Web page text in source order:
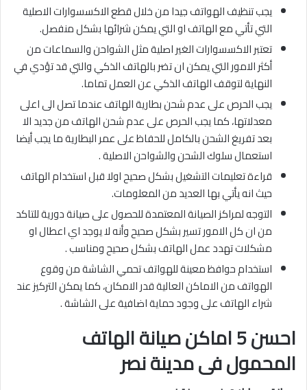
يجب تنظيف الهواتف جيدا من خلال قطع الاكسسوارات الاصلية
التي تأتي مع الهاتف او التي يمكن شرائها بشكل منفصل.
تعتبر الاكسسوارات الغير اصلية مثل الشواحن والسماعات من
أكثر الامور التي يمكن ان تضر بالهاتف الذكي والتي قد تؤدي في
النهاية لتوقف الهاتف الذكي عن العمل تماما.
يجب الحرص على عدم شحن بطارية الهاتف عندما تصل الى اعلى
معدلاتها، كما يجب الحرص على عدم شحن الهاتف من جديد الا
بعد تفريغ الشحن بالكامل للحفاظ على عمر البطارية ما يجب أيضا
استعمال سلوك الشحن والشواحن الاصلية .
قراءة تعليمات التشغيل بشكل صحيح اولا قبل استخدام الهاتف
حيث انه يأتي بها العديد من المعلومات.
التوجه لمراكز الصيانة المعتمدة للحصول على صيانة دورية للتاكد
من ان كل الامور تسير بشكل صحيح وأنه لا يوجد اي اعطال او
مشكلات تهدد عمل الهاتف بشكل صحيح ومناسب .
استخدام حوافظ معينة للهواتف تحمي الشاشة من وقوع
الهواتف من الاماكن العالية قدر الامكان، كما يمكن التركيز عند
شراء الهاتف على وجود حماية اضافية على الشاشة .
احسن 5 اماكن صيانة الهاتف
المحمول فى مدينة نصر